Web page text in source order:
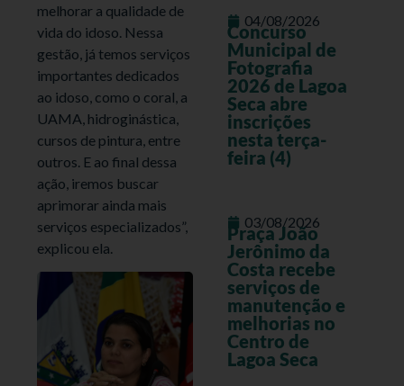
melhorar a qualidade de
vida do idoso. Nessa
gestão, já temos serviços
importantes dedicados
ao idoso, como o coral, a
UAMA, hidroginástica,
cursos de pintura, entre
outros. E ao final dessa
ação, iremos buscar
aprimorar ainda mais
serviços especializados”,
explicou ela.
04/08/2026
Concurso
Municipal de
Fotografia
2026 de Lagoa
Seca abre
inscrições
nesta terça-
feira (4)
03/08/2026
Praça João
Jerônimo da
Costa recebe
serviços de
manutenção e
melhorias no
Centro de
Lagoa Seca